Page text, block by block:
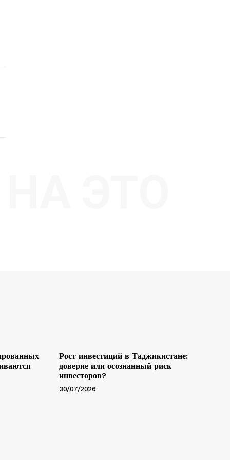
Рост инвестиций в Таджикистане:
доверие или осознанный риск
инвесторов?
30/07/2026